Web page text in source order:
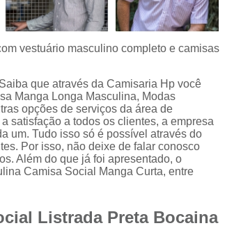
Masculina Manga Curta Slim Fit
Camisa Slim Fit
Camisa
Camisa Social Slim Fit Masculina
Camisa
Camisa Branca Slim Masculina
Camisa Jeans Slim Masculina
Camisa Masculina Slim Fit Manga
vestuário masculino completo e camisas
que através da Camisaria Hp você
Manga Longa Masculina, Modas
opções de serviços da área de
satisfação a todos os clientes, a empresa
um. Tudo isso só é possível através do
Por isso, não deixe de falar conosco
Além do que já foi apresentado, o
Camisa Social Manga Curta, entre
Listrada Preta Bocaina